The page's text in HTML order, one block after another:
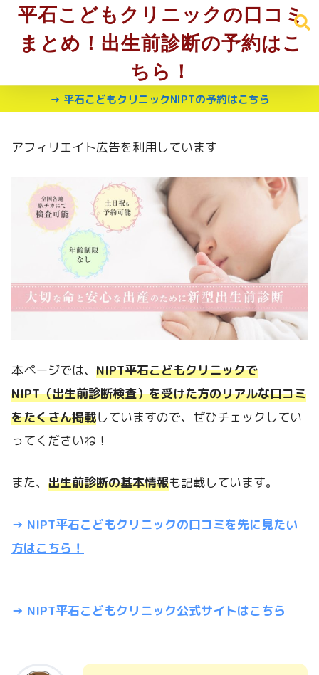
平石こどもクリニックの口コミ
まとめ！出生前診断の予約はこ
ちら！
→ 平石こどもクリニックNIPTの予約はこちら
アフィリエイト広告を利用しています
本ページでは、 NIPT平石こどもクリニックで
NIPT（出生前診断検査）を受けた方のリアルな口コミ
をたくさん掲載していますので、ぜひチェックしてい
ってくださいね！
また、 出生前診断の基本情報も記載しています。
→ NIPT平石こどもクリニックの口コミを先に見たい
方はこちら！
→ NIPT平石こどもクリニック公式サイトはこちら